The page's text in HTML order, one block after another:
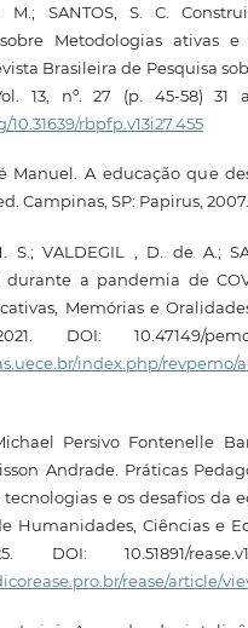
M.; SANTOS, S. C.
Metodologias ativas e
Brasileira de Pesquisa
13, nº. 27 (p. 45-58) 31
rbpfp.v13i27.455
Manuel. A educação que
Campinas, SP: Papirus,
S.; VALDEGIL , D. de A.;
durante a pandemia de
Memórias e
DOI: 10.47149/
index.php/revpemo/
Persivo Fontenelle
Andrade. Práticas
tecnologias e os desafios da
Humanidades, Ciências e
DOI: 10.51891/
rease/article/